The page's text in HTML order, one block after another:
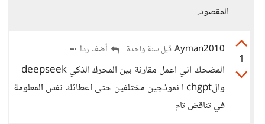
المقصود.
1
Ayman2010 قبل سنة واحدة أضف ردا
المضحك اني اعمل مقارنة بين المحرك الذكي deepseek
والchgpt ا نموذجين مختلفين حتى اعطائك نفس المعلومة
في تناقض تام